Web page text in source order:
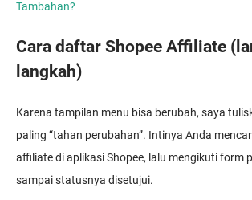
Tambahan?
Cara daftar Shopee Affiliate
langkah)
Karena tampilan menu bisa berubah, saya
paling “tahan perubahan”. Intinya Anda
affiliate di aplikasi Shopee, lalu mengikuti form
sampai statusnya disetujui.